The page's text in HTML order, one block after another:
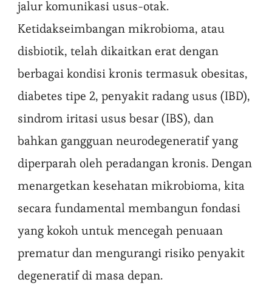
jalur komunikasi usus-otak.
Ketidakseimbangan mikrobioma, atau
disbiotik, telah dikaitkan erat dengan
berbagai kondisi kronis termasuk obesitas,
diabetes tipe 2, penyakit radang usus (IBD),
sindrom iritasi usus besar (IBS), dan
bahkan gangguan neurodegeneratif yang
diperparah oleh peradangan kronis. Dengan
menargetkan kesehatan mikrobioma, kita
secara fundamental membangun fondasi
yang kokoh untuk mencegah penuaan
prematur dan mengurangi risiko penyakit
degeneratif di masa depan.